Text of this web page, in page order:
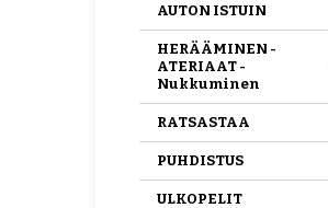
AUTON ISTUIN
HERÄÄMINEN -
ATERIAAT -
Nukkuminen
RATSASTAA
PUHDISTUS
ULKOPELIT